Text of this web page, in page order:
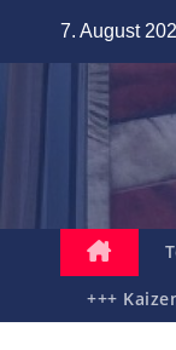
7. August
+++